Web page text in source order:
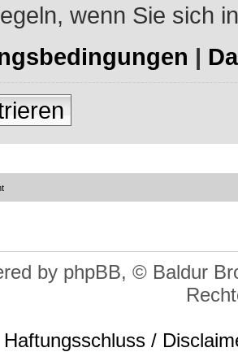
wenn Sie sich
|
by phpBB, © Baldur
Haftungsschluss /